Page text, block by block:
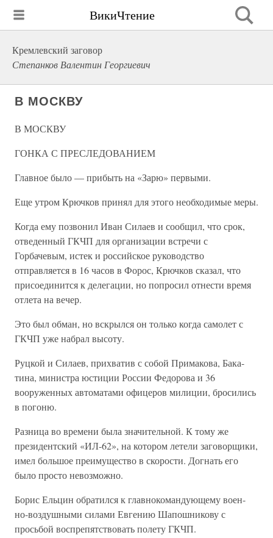
ВикиЧтение
Кремлевский заговор
Степанков Валентин Георгиевич
В МОСКВУ
В МОСКВУ
ГОНКА С ПРЕСЛЕДОВАНИЕМ
Главное было — прибыть на «Зарю» первыми.
Еще утром Крючков принял для этого необходимые меры.
Когда ему позвонил Иван Силаев и сообщил, что срок,
отведенный ГКЧП для организации встречи с
Горбачевым, истек и российское руководство
отправляется в 16 часов в Форос, Крючков сказал, что
присоединится к делегации, но попросил отнести время
отлета на вечер.
Это был обман, но вскрылся он только когда самолет с
ГКЧП уже набрал высоту.
Руцкой и Силаев, прихватив с собой Примакова, Бака-
тина, министра юстиции России Федорова и 36
вооруженных автоматами офицеров милиции, бросились
в погоню.
Разница во времени была значительной. К тому же
президентский «ИЛ-62», на котором летели заговорщики,
имел большое преимущество в скорости. Догнать его
было просто невозможно.
Борис Ельцин обратился к главнокомандующему воен-
но-воздушными силами Евгению Шапошникову с
просьбой воспрепятствовать полету ГКЧП.